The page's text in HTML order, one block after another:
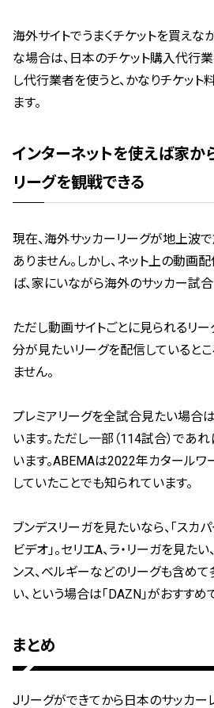
海外サイトでうまくチケットを買えな
な場合は、日本のチケット購入代行
し代行業者を使うと、かなりチケット
ます。
インターネットを使えば家か
リーグを観戦できる
現在、海外サッカーリーグが地上波
ありません。しかし、ネット上の動画
ば、家にいながら海外のサッカー試合
ただし動画サイトごとに見られるリー
分が見たいリーグを配信していると
ません。
プレミアリーグを全試合見たい場合は
います。ただし一部（114試合）であれ
います。ABEMAは2022年カタール
していたことでも知られています。
ブンデスリーガを見たいなら、「スカ
ビデオ」。セリエA、ラ・リーガを見た
ンス、ベルギーなどのリーグも含め
い、という場合は「DAZN」がおすすめ
まとめ
Jリーグができてから日本のサッカ